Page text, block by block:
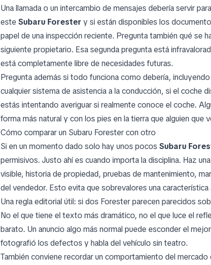
Una llamada o un intercambio de mensajes debería servir
este Subaru Forester y si están disponibles los
papel de una inspección reciente. Pregunta también qué se
siguiente propietario. Esa segunda pregunta está
está completamente libre de necesidades futuras.
Pregunta además si todo funciona como debería,
cualquier sistema de asistencia a la conducción, si el coche
estás intentando averiguar si realmente conoce el coche.
forma más natural y con los pies en la tierra que alguien
Cómo comparar un Subaru Forester con otro
Si en un momento dado solo hay unos pocos Subaru
permisivos. Justo ahí es cuando importa la disciplina. Haz
visible, historia de propiedad, pruebas de mantenimiento,
del vendedor. Esto evita que sobrevalores una
Una regla editorial útil: si dos Forester parecen parecidos
No el que tiene el texto más dramático, no el que luce el
barato. Un anuncio algo más normal puede esconder el
fotografió los defectos y habla del vehículo sin teatro.
También conviene recordar un comportamiento del